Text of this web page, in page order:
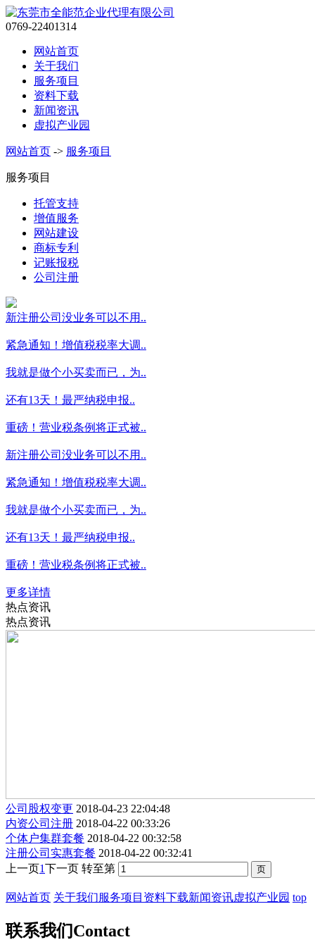
0769-22401314
网站首页
关于我们
服务项目
资料下载
新闻资讯
虚拟产业园
网站首页 -> 服务项目
服务项目
托管支持
增值服务
网站建设
商标专利
记账报税
公司注册
新注册公司没业务可以不用..
紧急通知！增值税税率大调..
我就是做个小买卖而已，为..
还有13天！最严纳税申报..
重磅！营业税条例将正式被..
新注册公司没业务可以不用..
紧急通知！增值税税率大调..
我就是做个小买卖而已，为..
还有13天！最严纳税申报..
重磅！营业税条例将正式被..
更多详情
热点资讯
热点资讯
公司股权变更 2018-04-23 22:04:48
内资公司注册 2018-04-22 00:33:26
个体户集群套餐 2018-04-22 00:32:58
注册公司实惠套餐 2018-04-22 00:32:41
上一页1下一页 转至第
网站首页 关于我们服务项目 资料下载新闻资讯虚拟产业园 top
联系我们Contact